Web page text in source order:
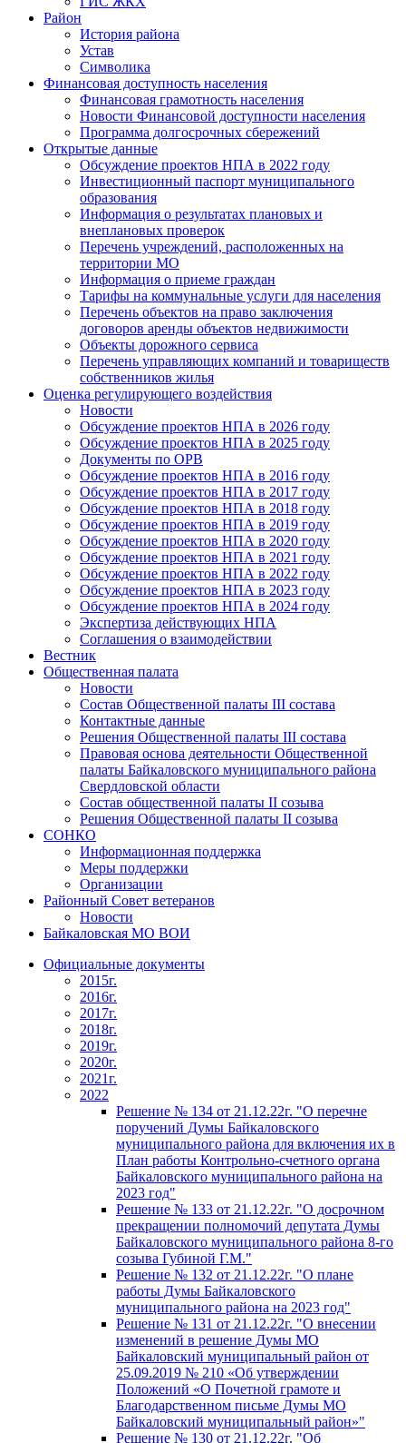
Район
История района
Устав
Символика
Финансовая доступность населения
Финансовая грамотность населения
Новости Финансовой доступности населения
Программа долгосрочных сбережений
Открытые данные
Обсуждение проектов НПА в 2022 году
Инвестиционный паспорт муниципального
образования
Информация о результатах плановых и
внеплановых проверок
Перечень учреждений, расположенных на
территории МО
Информация о приеме граждан
Тарифы на коммунальные услуги для населения
Перечень объектов на право заключения
договоров аренды объектов недвижимости
Объекты дорожного сервиса
Перечень управляющих компаний и товариществ
собственников жилья
Оценка регулирующего воздействия
Новости
Обсуждение проектов НПА в 2026 году
Обсуждение проектов НПА в 2025 году
Документы по ОРВ
Обсуждение проектов НПА в 2016 году
Обсуждение проектов НПА в 2017 году
Обсуждение проектов НПА в 2018 году
Обсуждение проектов НПА в 2019 году
Обсуждение проектов НПА в 2020 году
Обсуждение проектов НПА в 2021 году
Обсуждение проектов НПА в 2022 году
Обсуждение проектов НПА в 2023 году
Обсуждение проектов НПА в 2024 году
Экспертиза действующих НПА
Соглашения о взаимодействии
Вестник
Общественная палата
Новости
Состав Общественной палаты III состава
Контактные данные
Решения Общественной палаты III состава
Правовая основа деятельности Общественной
палаты Байкаловского муниципального района
Свердловской области
Состав общественной палаты II созыва
Решения Общественной палаты II созыва
СОНКО
Информационная поддержка
Меры поддержки
Организации
Районный Совет ветеранов
Новости
Байкаловская МО ВОИ
Официальные документы
2015г.
2016г.
2017г.
2018г.
2019г.
2020г.
2021г.
2022
Решение № 134 от 21.12.22г. "О перечне
поручений Думы Байкаловского
муниципального района для включения их в
План работы Контрольно-счетного органа
Байкаловского муниципального района на
2023 год"
Решение № 133 от 21.12.22г. "О досрочном
прекращении полномочий депутата Думы
Байкаловского муниципального района 8-го
созыва Губиной Г.М."
Решение № 132 от 21.12.22г. "О плане
работы Думы Байкаловского
муниципального района на 2023 год"
Решение № 131 от 21.12.22г. "О внесении
изменений в решение Думы МО
Байкаловский муниципальный район от
25.09.2019 № 210 «Об утверждении
Положений «О Почетной грамоте и
Благодарственном письме Думы МО
Байкаловский муниципальный район»"
Решение № 130 от 21.12.22г. "Об